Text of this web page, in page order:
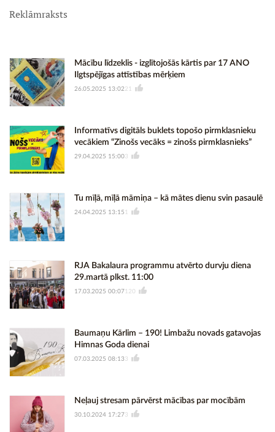
Reklāmraksts
Mācību līdzeklis - izglītojošās kārtis par 17 ANO
Ilgtspējīgas attīstības mērķiem
26.05.2025 13:02 21
Informatīvs digitāls buklets topošo pirmklasnieku
vecākiem “Zinošs vecāks = zinošs pirmklasnieks”
29.04.2025 15:003
Tu mīļā, mīļā māmiņa – kā mātes dienu svin pasaulē
24.04.2025 13:15 1
RJA Bakalaura programmu atvērto durvju diena
29.martā plkst. 11:00
17.03.2025 00:07120
Baumaņu Kārlim – 190! Limbažu novads gatavojas
Himnas Goda dienai
07.03.2025 08:13 3
Neļauj stresam pārvērst mācības par mocībām
30.10.2024 17:273